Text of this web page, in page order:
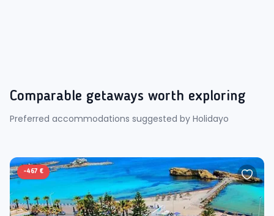
Comparable getaways worth exploring
Preferred accommodations suggested by Holidayo
-467 €